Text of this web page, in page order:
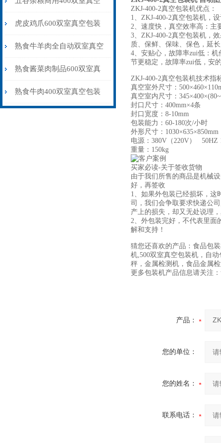
包装机多少钱一台
虎皮鸡爪600双室真空包装
机干湿两用价格
熟食牛羊肉全自动双室真空
包装机抽气保鲜封口
熟食酱菜肉制品600双室真
空包装机不锈钢材质
熟食牛肉400双室真空包装
ZKJ-400-2真空包装机优点：
1、ZKJ-400-2真空包装机，
2、速度快，真空效率高：主
3、ZKJ-400-2真空包装机，
质、保鲜、保味、保色，延
4、安贴心，故障率zui低：
节更稳定，故障率zui低，安
ZKJ-400-2真空包装机技术指
真空室外尺寸：
真空室内尺寸：
封口尺寸：400mm×4条
封口宽度：8-10mm
包装能力：60-180次/小时
外形尺寸：1030×635×850mm
电源：380V（220V） 50HZ
重量：150kg
买家必读-关于签收货物
由于我们所售的商品是机械
好，再签收
1、如果外包装已经损坏，这
司，我们会争取要求快递公
产上的损失，却又无处说理
2、外包装完好，不代表里面
解和支持！
猜您还喜欢的产品：食品包
机,500双室真空包装机，自
秤，金属检测机，食品金属
更多包装机产品信息请关注
产品：
您的单位：
您的姓名：
联系电话：